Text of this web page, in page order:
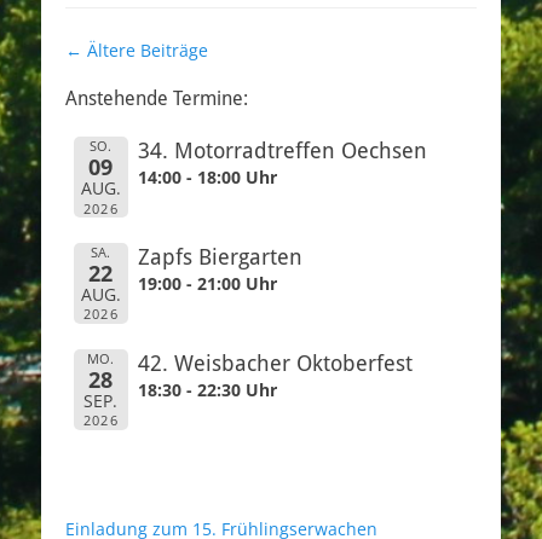
Beitragsnavigation
← Ältere Beiträge
Anstehende Termine:
SO.
09
AUG.
2026
34. Motorradtreffen Oechsen
14:00 - 18:00 Uhr
SA.
22
AUG.
2026
Zapfs Biergarten
19:00 - 21:00 Uhr
MO.
28
SEP.
2026
42. Weisbacher Oktoberfest
18:30 - 22:30 Uhr
Einladung zum 15. Frühlingserwachen